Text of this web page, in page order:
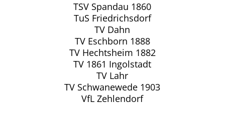
TSV Spandau 1860
TuS Friedrichsdorf
TV Dahn
TV Eschborn 1888
TV Hechtsheim 1882
TV 1861 Ingolstadt
TV Lahr
TV Schwanewede 1903
VfL Zehlendorf